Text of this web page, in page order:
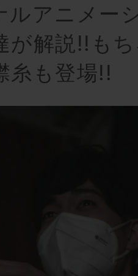
アニメー
が解説!!も
糸も登場!!